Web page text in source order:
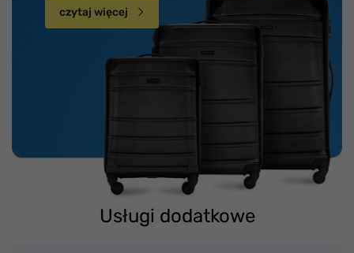
czytaj więcej
Usługi dodatkowe